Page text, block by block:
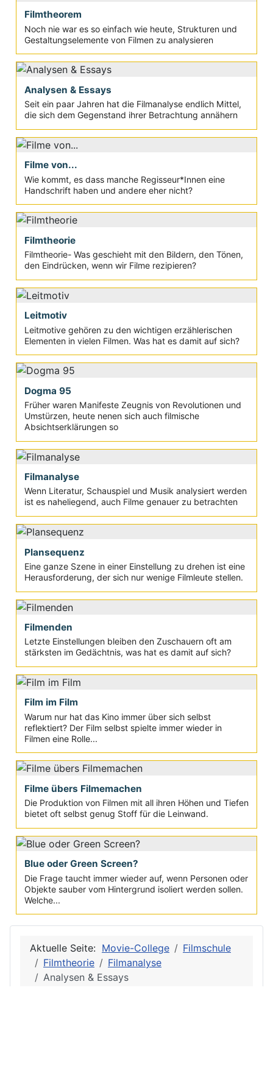
Filmtheorem
Noch nie war es so einfach wie heute, Strukturen und
Gestaltungselemente von Filmen zu analysieren
Analysen & Essays
Seit ein paar Jahren hat die Filmanalyse endlich Mittel,
die sich dem Gegenstand ihrer Betrachtung annähern
Filme von...
Wie kommt, es dass manche Regisseur*Innen eine
Handschrift haben und andere eher nicht?
Filmtheorie
Filmtheorie- Was geschieht mit den Bildern, den Tönen,
den Eindrücken, wenn wir Filme rezipieren?
Leitmotiv
Leitmotive gehören zu den wichtigen erzählerischen
Elementen in vielen Filmen. Was hat es damit auf sich?
Dogma 95
Früher waren Manifeste Zeugnis von Revolutionen und
Umstürzen, heute nenen sich auch filmische
Absichtserklärungen so
Filmanalyse
Wenn Literatur, Schauspiel und Musik analysiert werden
ist es naheliegend, auch Filme genauer zu betrachten
Plansequenz
Eine ganze Szene in einer Einstellung zu drehen ist eine
Herausforderung, der sich nur wenige Filmleute stellen.
Filmenden
Letzte Einstellungen bleiben den Zuschauern oft am
stärksten im Gedächtnis, was hat es damit auf sich?
Film im Film
Warum nur hat das Kino immer über sich selbst
reflektiert? Der Film selbst spielte immer wieder in
Filmen eine Rolle...
Filme übers Filmemachen
Die Produktion von Filmen mit all ihren Höhen und Tiefen
bietet oft selbst genug Stoff für die Leinwand.
Blue oder Green Screen?
Die Frage taucht immer wieder auf, wenn Personen oder
Objekte sauber vom Hintergrund isoliert werden sollen.
Welche...
Aktuelle Seite: Movie-College
Filmschule
Filmtheorie
Filmanalyse
Analysen & Essays